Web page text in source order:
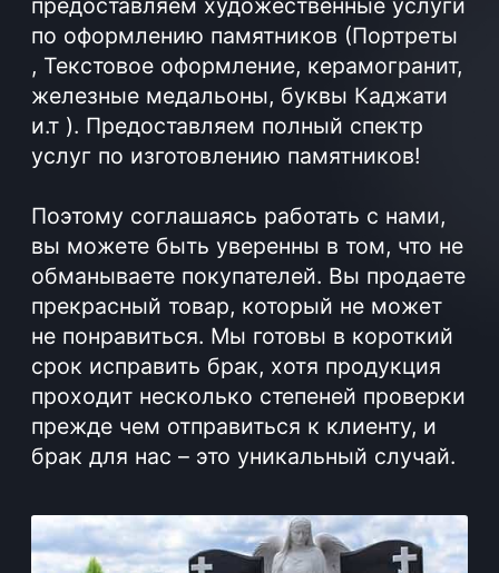
брак для нас – это уникальный случай.
Заказать гранитные памятники оптом
Вы всегда сможете позвонив по
указанному на сайте номеру телефона,
а оплата производится любым удобным
для покупателя способом. Обращаясь к
также возможности получения
приятных скидок в случае
Изготовление памятников из
гранита оптом